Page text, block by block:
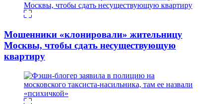
Мошенники «клонировали» жительницу
Москвы, чтобы сдать несуществующую
квартиру